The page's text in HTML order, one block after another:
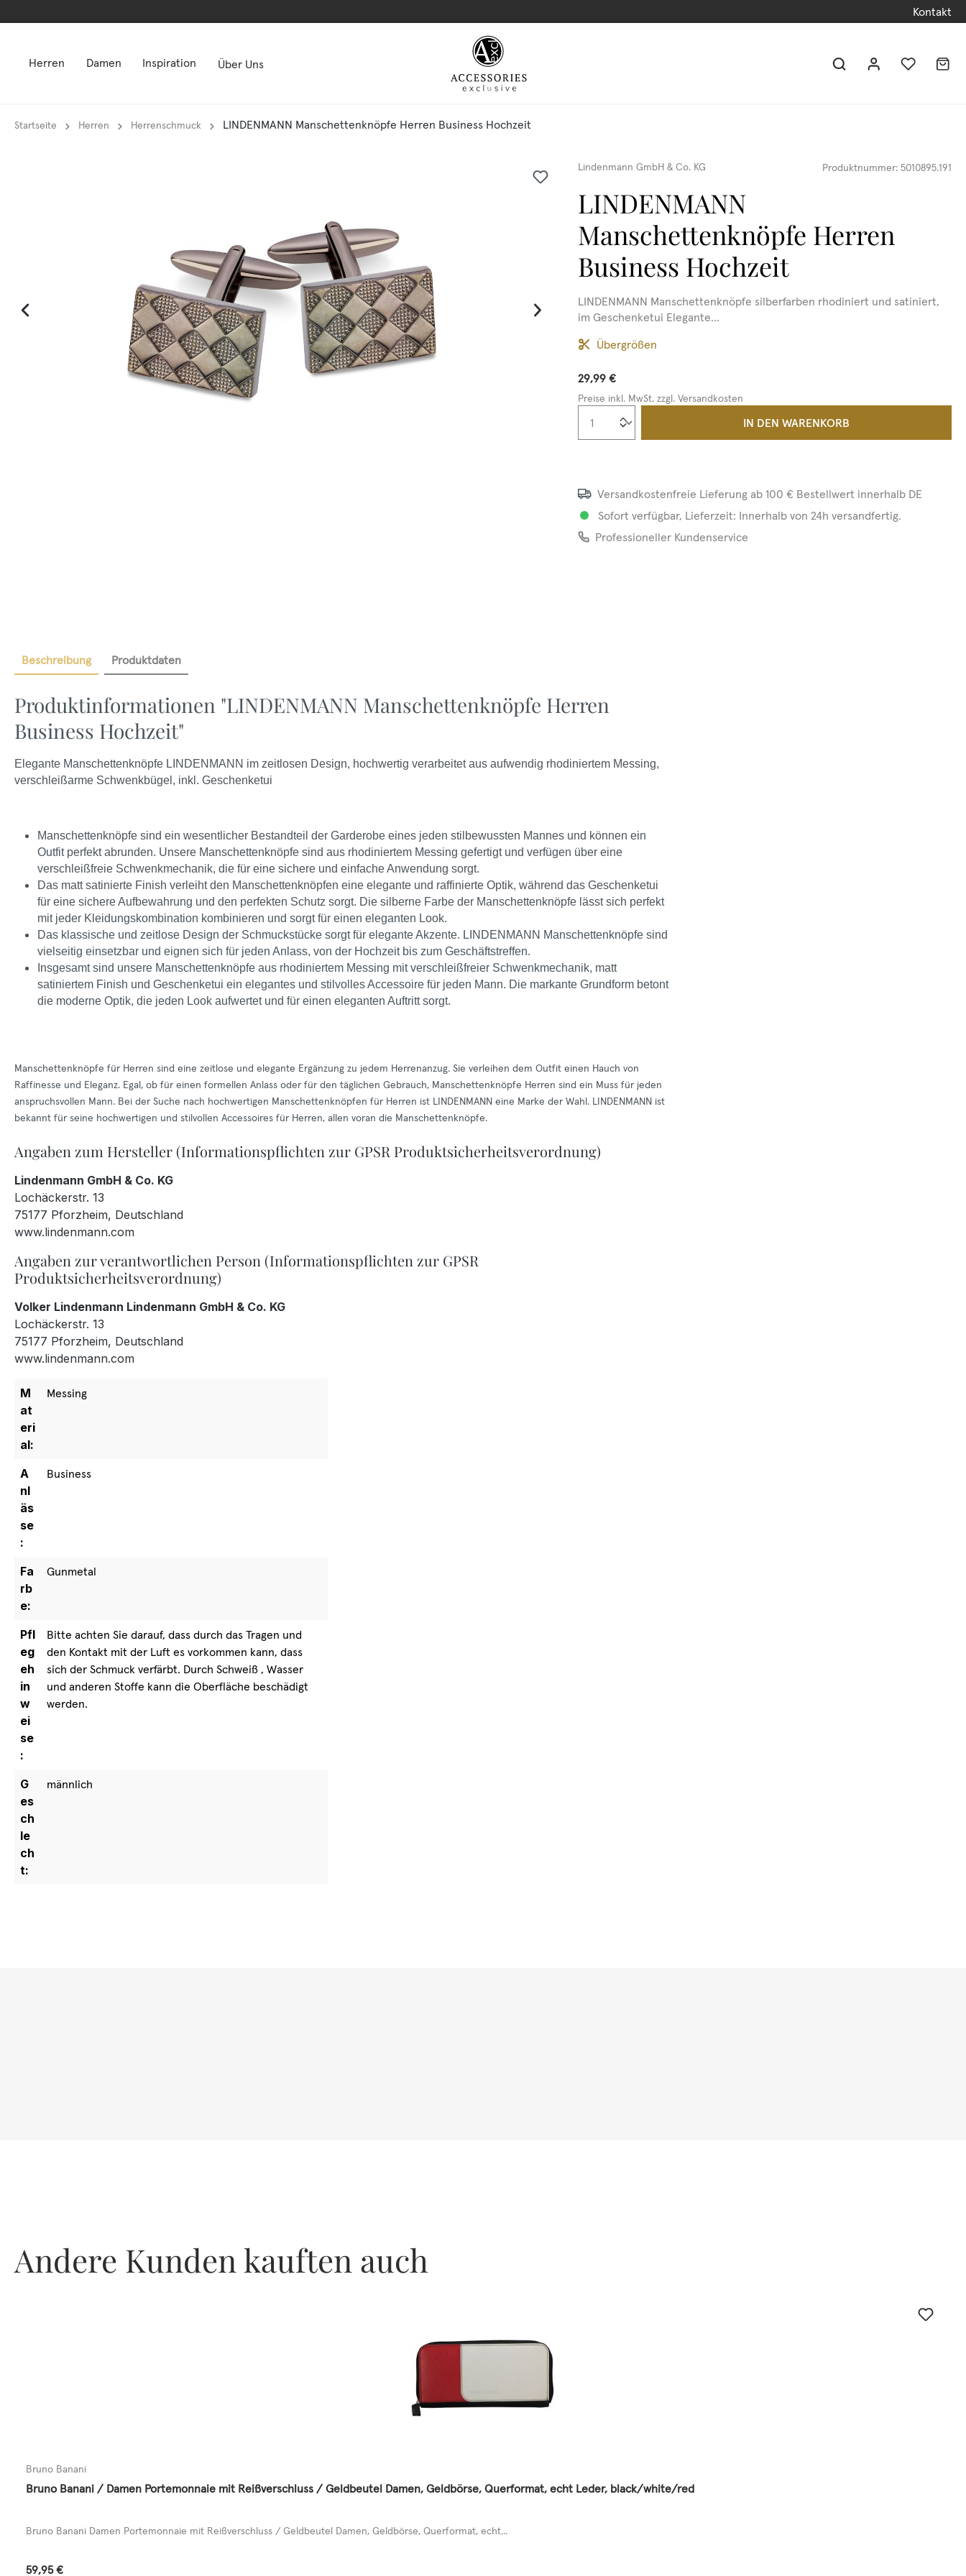
Kontakt
Herren Damen Inspiration Über Uns
Startseite Herren Herrenschmuck LINDENMANN Manschettenknöpfe Herren Business Hochzeit
Lindenmann GmbH & Co. KG Produktnummer: 5010895.191
LINDENMANN
Manschettenknöpfe Herren
Business Hochzeit
LINDENMANN Manschettenknöpfe silberfarben rhodiniert und satiniert,
im Geschenketui Elegante...
Übergrößen
29,99 €
Preise inkl. MwSt. zzgl. Versandkosten
Produkt Anzahl: Gib den gewünschten Wert
IN DEN WARENKORB
Versandkostenfreie Lieferung ab 100 € Bestellwert innerhalb DE
Sofort verfügbar, Lieferzeit: Innerhalb von 24h versandfertig.
Professioneller Kundenservice
Beschreibung Produktdaten
Produktinformationen "LINDENMANN Manschettenknöpfe Herren
Business Hochzeit"
Elegante Manschettenknöpfe LINDENMANN im zeitlosen Design, hochwertig verarbeitet aus aufwendig rhodiniertem Messing,
verschleißarme Schwenkbügel, inkl. Geschenketui
Manschettenknöpfe sind ein wesentlicher Bestandteil der Garderobe eines jeden stilbewussten Mannes und können ein
Outfit perfekt abrunden. Unsere Manschettenknöpfe sind aus rhodiniertem Messing gefertigt und verfügen über eine
verschleißfreie Schwenkmechanik, die für eine sichere und einfache Anwendung sorgt.
Das matt satinierte Finish verleiht den Manschettenknöpfen eine elegante und raffinierte Optik, während das Geschenketui
für eine sichere Aufbewahrung und den perfekten Schutz sorgt. Die silberne Farbe der Manschettenknöpfe lässt sich perfekt
mit jeder Kleidungskombination kombinieren und sorgt für einen eleganten Look.
Das klassische und zeitlose Design der Schmuckstücke sorgt für elegante Akzente. LINDENMANN Manschettenknöpfe sind
vielseitig einsetzbar und eignen sich für jeden Anlass, von der Hochzeit bis zum Geschäftstreffen.
Insgesamt sind unsere Manschettenknöpfe aus rhodiniertem Messing mit verschleißfreier Schwenkmechanik, matt
satiniertem Finish und Geschenketui ein elegantes und stilvolles Accessoire für jeden Mann. Die markante Grundform betont
die moderne Optik, die jeden Look aufwertet und für einen eleganten Auftritt sorgt.
Manschettenknöpfe für Herren sind eine zeitlose und elegante Ergänzung zu jedem Herrenanzug. Sie verleihen dem Outfit einen Hauch von
Raffinesse und Eleganz. Egal, ob für einen formellen Anlass oder für den täglichen Gebrauch, Manschettenknöpfe Herren sind ein Muss für jeden
anspruchsvollen Mann. Bei der Suche nach hochwertigen Manschettenknöpfen für Herren ist LINDENMANN eine Marke der Wahl. LINDENMANN ist
bekannt für seine hochwertigen und stilvollen Accessoires für Herren, allen voran die Manschettenknöpfe.
Angaben zum Hersteller (Informationspflichten zur GPSR Produktsicherheitsverordnung)
Lindenmann GmbH & Co. KG
Lochäckerstr. 13
75177 Pforzheim, Deutschland
www.lindenmann.com
Angaben zur verantwortlichen Person (Informationspflichten zur GPSR
Produktsicherheitsverordnung)
Volker Lindenmann Lindenmann GmbH & Co. KG
Lochäckerstr. 13
75177 Pforzheim, Deutschland
www.lindenmann.com
M
at
eri
al:
Messing
A
nl
äs
se
:
Business
Fa
rb
e:
Gunmetal
Pfl
eg
eh
in
w
ei
se
:
Bitte achten Sie darauf, dass durch das Tragen und
den Kontakt mit der Luft es vorkommen kann, dass
sich der Schmuck verfärbt. Durch Schweiß , Wasser
und anderen Stoffe kann die Oberfläche beschädigt
werden.
G
es
ch
le
ch
t:
männlich
Andere Kunden kauften auch
Bruno Banani
Bruno Banani / Damen Portemonnaie mit Reißverschluss / Geldbeutel Damen, Geldbörse, Querformat, echt Leder, black/white/red
Bruno Banani Damen Portemonnaie mit Reißverschluss / Geldbeutel Damen, Geldbörse, Querformat, echt...
Regulärer Preis:
59,95 €